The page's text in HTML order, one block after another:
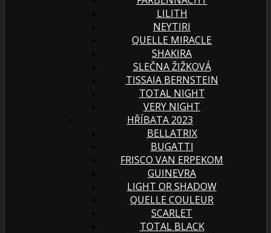
LILITH
NEYTIRI
QUELLE MIRACLE
SHAKIRA
SLEČNA ŽIŽKOVÁ
TISSAIA BERNSTEIN
TOTAL NIGHT
VERY NIGHT
HŘÍBATA 2023
BELLATRIX
BUGATTI
FRISCO VAN ERPEKOM
GUINEVRA
LIGHT OR SHADOW
QUELLE COULEUR
SCARLET
TOTAL BLACK